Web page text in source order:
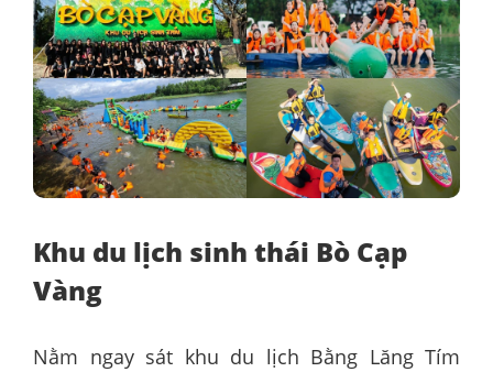
Khu du lịch sinh thái Bò Cạp
Vàng
Nằm ngay sát khu du lịch Bằng Lăng Tím